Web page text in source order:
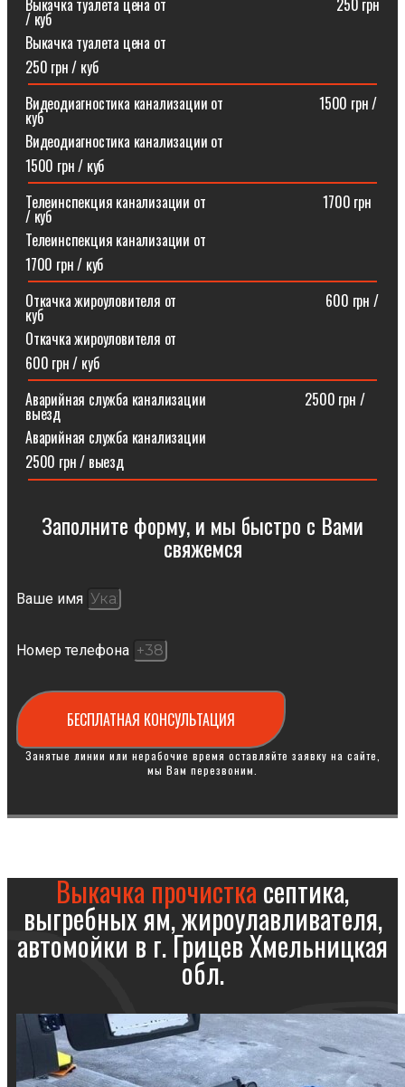
Выкачка туалета цена от⠀⠀⠀⠀⠀⠀⠀⠀⠀⠀⠀⠀⠀⠀⠀⠀250 грн
/ куб
Выкачка туалета цена от
250 грн / куб
Видеодиагностика канализации от⠀⠀⠀⠀⠀⠀⠀⠀⠀1500 грн /
куб
Видеодиагностика канализации от
1500 грн / куб
Телеинспекция канализации от⠀⠀⠀⠀⠀⠀⠀⠀⠀⠀⠀1700 грн
/ куб
Телеинспекция канализации от
1700 грн / куб
Откачка жироуловителя от⠀⠀⠀⠀⠀⠀⠀⠀⠀⠀⠀⠀⠀⠀600 грн /
куб
Откачка жироуловителя от
600 грн / куб
Аварийная служба канализации ⠀⠀⠀⠀⠀⠀⠀⠀⠀2500 грн /
выезд
Аварийная служба канализации
2500 грн / выезд
Заполните форму, и мы быстро с Вами
свяжемся​
Ваше имя
Номер телефона
БЕСПЛАТНАЯ КОНСУЛЬТАЦИЯ
Занятые линии или нерабочие время оставляйте заявку на сайте,
мы Вам перезвоним.
Выкачка прочисткасептика,
выгребных ям, жироулавливателя,
автомойки в г. Грицев Хмельницкая
обл.